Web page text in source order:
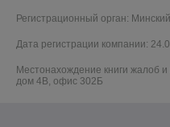
Регистрационный орган:
Дата регистрации компании:
Местонахождение книги жалоб
дом 4В, офис 302Б